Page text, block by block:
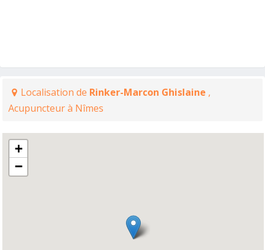
Localisation de Rinker-Marcon Ghislaine ,
Acupuncteur à Nîmes
+
−